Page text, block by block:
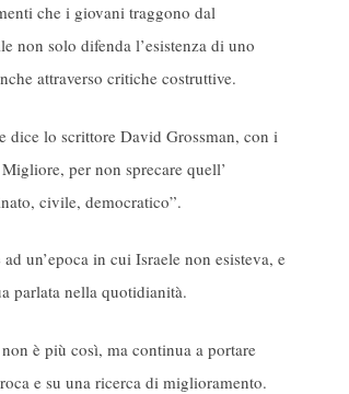
che i giovani traggono dal
non solo difenda l’esistenza di uno
attraverso critiche costruttive.
dice lo scrittore David Grossman, con i
per non sprecare quell’
civile, democratico”.
un’epoca in cui Israele non esisteva, e
parlata nella quotidianità.
è più così, ma continua a portare
e su una ricerca di miglioramento.